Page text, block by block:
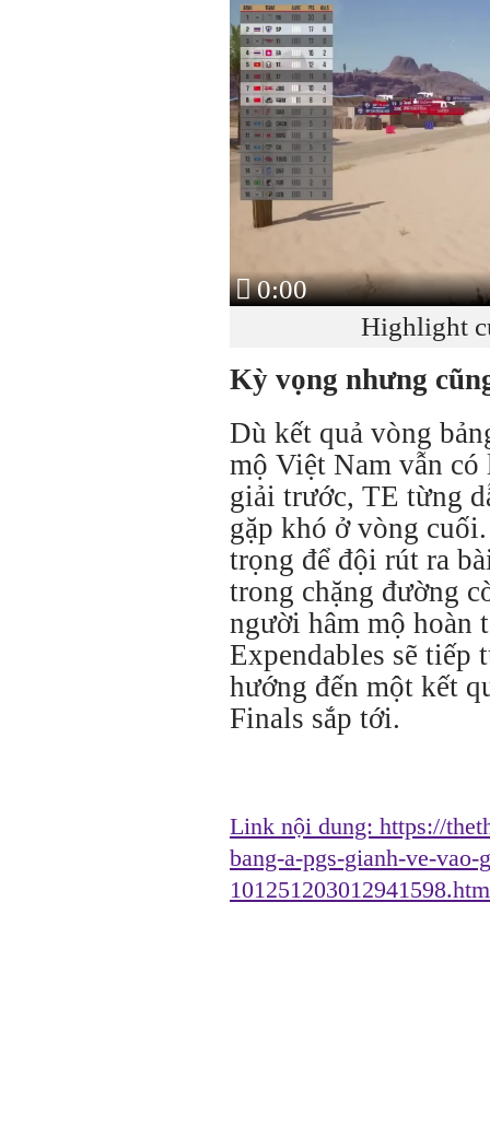
0:00
Highlight
Kỳ vọng nhưng
Dù kết quả vòng
mộ Việt Nam vẫn có
giải trước, TE từng
gặp khó ở vòng
trọng để đội rút ra
trong chặng đường
người hâm mộ hoàn
Expendables sẽ tiếp
hướng đến một kết
Finals sắp tới.
Link nội dung: https://
bang-a-pgs-gianh-ve-vao-
101251203012941598.htm